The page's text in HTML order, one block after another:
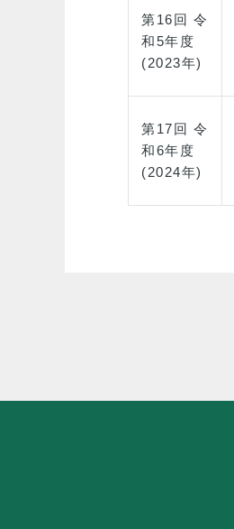
第16回 令
和5年度
(2023年)
第17回 令
和6年度
(2024年)